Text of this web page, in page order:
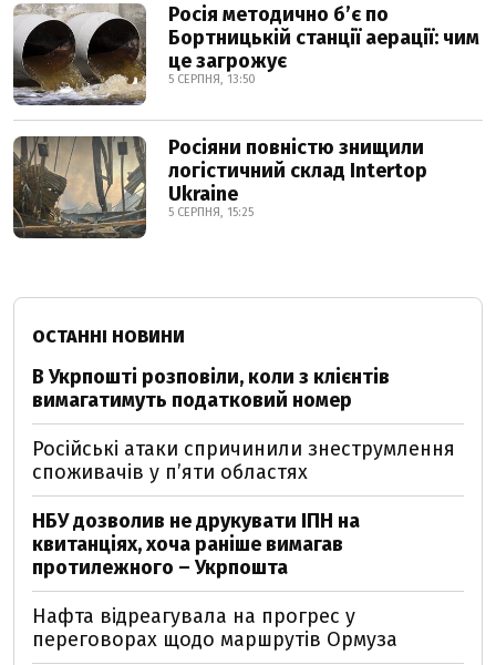
Росія методично б’є по
Бортницькій станції аерації: чим
це загрожує
5 СЕРПНЯ, 13:50
Росіяни повністю знищили
логістичний склад Intertop
Ukraine
5 СЕРПНЯ, 15:25
ОСТАННІ НОВИНИ
В Укрпошті розповіли, коли з клієнтів
вимагатимуть податковий номер
Російські атаки спричинили знеструмлення
споживачів у п’яти областях
НБУ дозволив не друкувати ІПН на
квитанціях, хоча раніше вимагав
протилежного – Укрпошта
Нафта відреагувала на прогрес у
переговорах щодо маршрутів Ормуза